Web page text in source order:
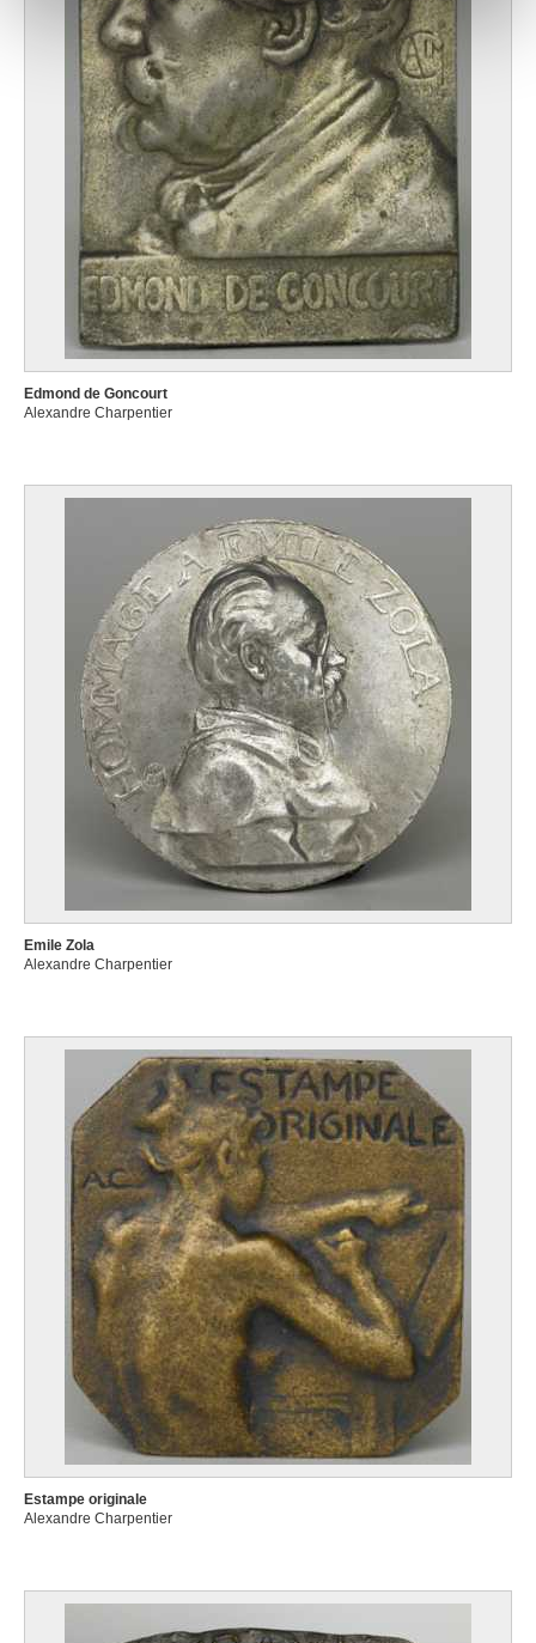
Edmond de Goncourt
Alexandre Charpentier
Emile Zola
Alexandre Charpentier
Estampe originale
Alexandre Charpentier